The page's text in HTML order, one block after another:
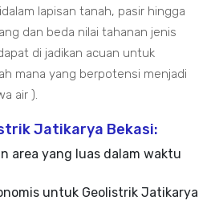
lapisan tanah, pasir hingga
dan beda nilai tahanan jenis
di jadikan acuan untuk
mana yang berpotensi menjadi
air ).
Jatikarya Bekasi:
area yang luas dalam waktu
untuk Geolistrik Jatikarya